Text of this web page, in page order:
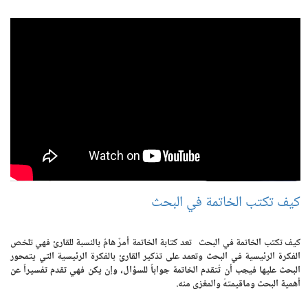
كيف تكتب الخاتمة في البحث
كيف تكتب الخاتمة في البحث تعد كتابة الخاتمة أمرٌ هامٌ بالنسبة للقارئ فهي تلخص
الفكرة الرئيسية في البحث وتعمد على تذكير القارئ بالفكرة الرئيسية التي يتمحور
البحث عليها فيجب أن تُتقدم الخاتمة جواباً للسؤال، وإن يكن فهي تقدم تفسيراً عن
أهمية البحث وماقيمتهُ والمغزى منه.